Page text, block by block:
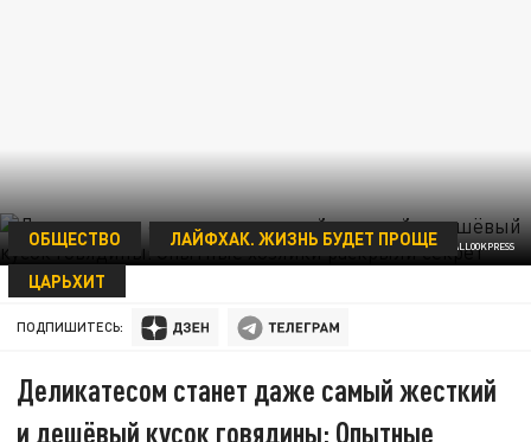
KOMSOMOLSKAYA PRAVDA//GLOBALLOOKPRESS
ОБЩЕСТВО
ЛАЙФХАК. ЖИЗНЬ БУДЕТ ПРОЩЕ
ЦАРЬХИТ
01 ИЮЛЯ 07:03
ПОДПИШИТЕСЬ:
Деликатесом станет даже самый жесткий
и дешёвый кусок говядины: Опытные